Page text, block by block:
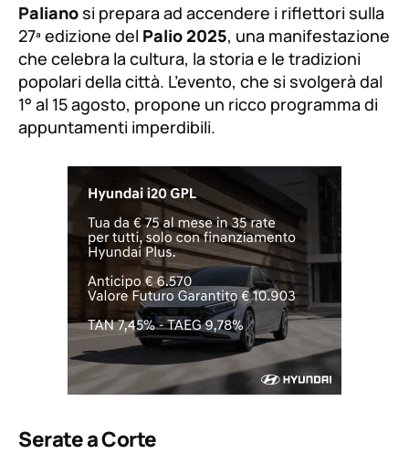
Palianosi prepara ad accendere i riflettori sulla
27ª edizione del Palio 2025, una manifestazione
che celebra la cultura, la storia e le tradizioni
popolari della città. L’evento, che si svolgerà dal
1° al 15 agosto, propone un ricco programma di
appuntamenti imperdibili.
Serate a Corte